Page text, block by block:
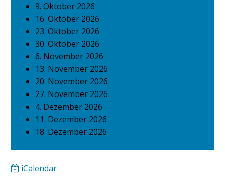
9. Oktober 2026
16. Oktober 2026
23. Oktober 2026
30. Oktober 2026
6. November 2026
13. November 2026
20. November 2026
27. November 2026
4. Dezember 2026
11. Dezember 2026
18. Dezember 2026
iCalendar